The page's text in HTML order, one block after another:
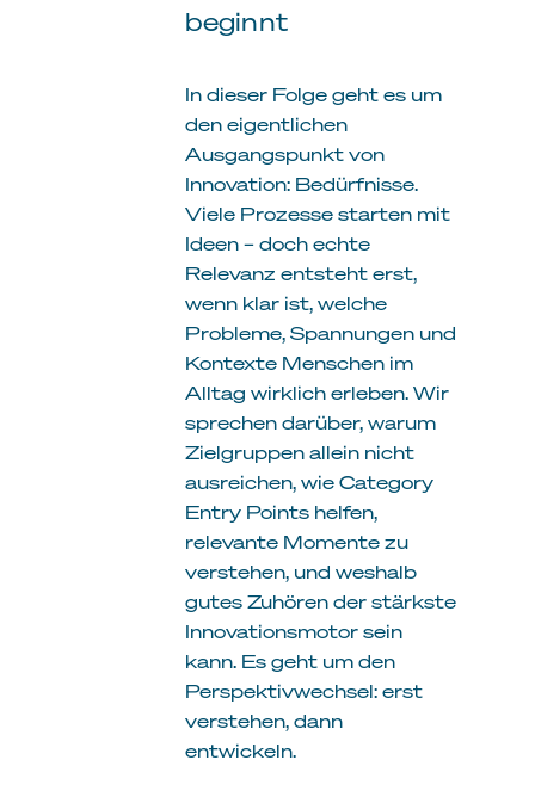
beginnt
In dieser Folge geht es um
den eigentlichen
Ausgangspunkt von
Innovation: Bedürfnisse.
Viele Prozesse starten mit
Ideen – doch echte
Relevanz entsteht erst,
wenn klar ist, welche
Probleme, Spannungen und
Kontexte Menschen im
Alltag wirklich erleben. Wir
sprechen darüber, warum
Zielgruppen allein nicht
ausreichen, wie Category
Entry Points helfen,
relevante Momente zu
verstehen, und weshalb
gutes Zuhören der stärkste
Innovationsmotor sein
kann. Es geht um den
Perspektivwechsel: erst
verstehen, dann
entwickeln.